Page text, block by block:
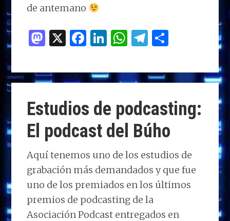
de antemano
M
to
d
o
n
X F
ce
b
o
o
k
Li
k
e
dI
n
W
at
s
A
p
p
T
e
g
ra
m
m
p
ar
ti
r
Estudios de podcasting:
El podcast del Búho
Aquí tenemos uno de los estudios de
grabación más demandados y que fue
uno de los premiados en los últimos
premios de podcasting de la
Asociación Podcast entregados en